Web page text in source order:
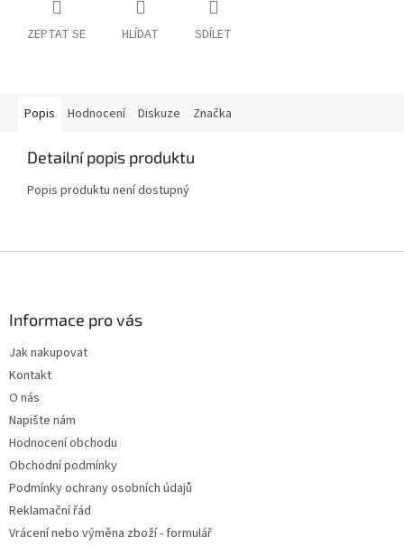
ZEPTAT SE HLÍDAT SDÍLET
Popis Hodnocení Diskuze Značka
Detailní popis produktu
Popis produktu není dostupný
Informace pro vás
Jak nakupovat
Kontakt
O nás
Napište nám
Hodnocení obchodu
Obchodní podmínky
Podmínky ochrany osobních údajů
Reklamační řád
Vrácení nebo výměna zboží - formulář